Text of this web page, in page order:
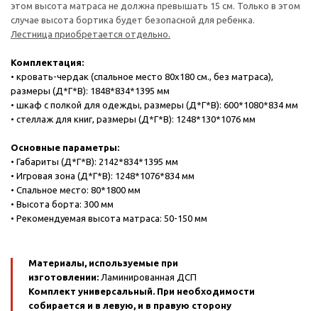
этом высота матраса не должна превышать 15 см. Только в этом
случае высота бортика будет безопасной для ребенка.
Лестница приобретается отдельно.
Комплектация:
• кровать-чердак (спальное место 80х180 см., без матраса),
размеры (Д*Г*В): 1848*834*1395 мм
• шкаф с полкой для одежды, размеры (Д*Г*В): 600*1080*834 мм
• стеллаж для книг, размеры (Д*Г*В): 1248*130*1076 мм
Основные параметры:
• Габариты (Д*Г*В): 2142*834*1395 мм
• Игровая зона (Д*Г*В): 1248*1076*834 мм
• Спальное место: 80*1800 мм
• Высота борта: 300 мм
• Рекомендуемая высота матраса: 50-150 мм
Материалы, используемые при
изготовлении: Ламинированная ДСП
Комплект универсальный. При необходимости
собирается и в левую, и в правую сторону